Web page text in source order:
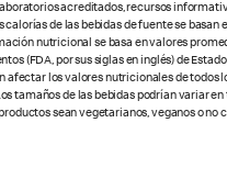
acreditados, recursos
de las bebidas de fuente se
nutricional se basa en valores
(FDA, por sus siglas en inglés) de
los valores nutricionales de
de las bebidas podrían variar
sean vegetarianos, veganos o